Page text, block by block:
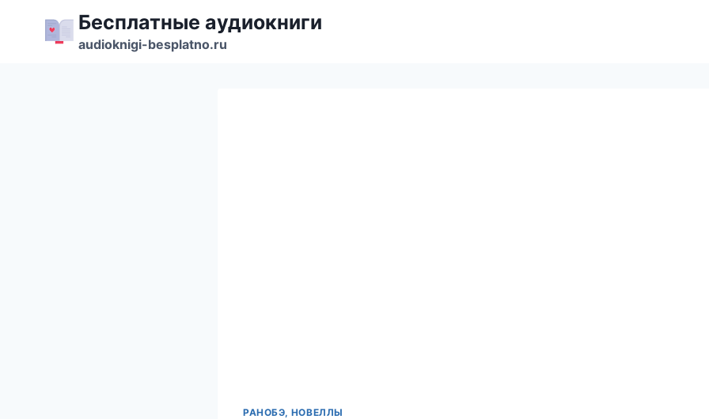
содержимому
Бесплатные аудиокниги
audioknigi-besplatno.ru
РАНОБЭ, НОВЕЛЛЫ